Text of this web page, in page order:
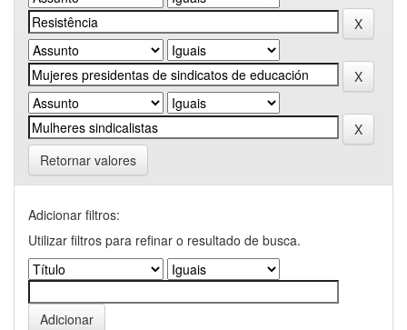
Retornar valores
Adicionar filtros:
Utilizar filtros para refinar o resultado de busca.